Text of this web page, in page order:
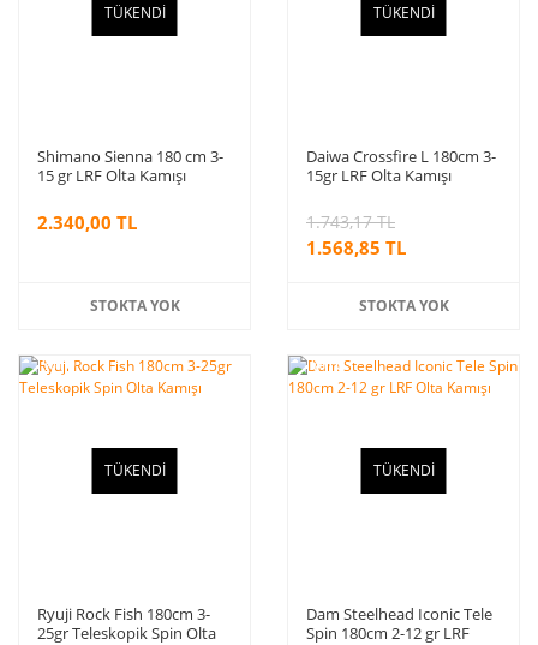
TÜKENDİ
Shimano Sienna 180 cm 3-
15 gr LRF Olta Kamışı
2.340,00 TL
STOKTA YOK
TÜKENDİ
Daiwa Crossfire L 180cm 3-
15gr LRF Olta Kamışı
1.568,85 TL
1.743,17 TL
STOKTA YOK
%10
indirim
TÜKENDİ
Ryuji Rock Fish 180cm 3-
25gr Teleskopik Spin Olta
%10
TÜKENDİ
Dam Steelhead Iconic Tele
Spin 180cm 2-12 gr LRF